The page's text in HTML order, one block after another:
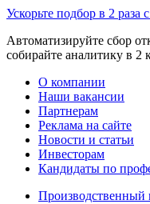
Ускорьте подбор в 2 раза
Автоматизируйте сбор
собирайте аналитику в 2
О компании
Наши вакансии
Партнерам
Реклама на сайте
Новости и статьи
Инвесторам
Кандидаты по
Производственный